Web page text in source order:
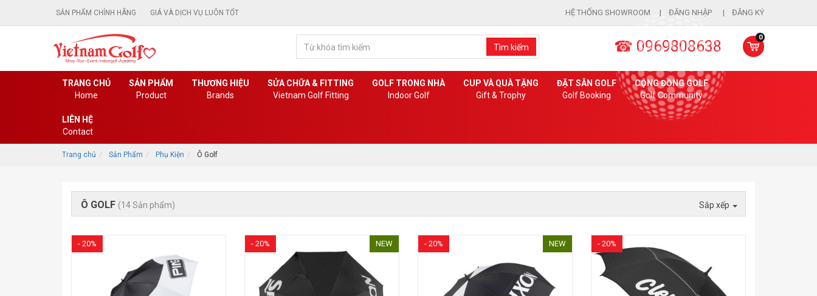
SẢN PHẨM CHÍNH HÃNG GIÁ VÀ DỊCH VỤ LUÔN TỐT ĐĂNG NHẬP ĐĂNG KÝ
HỆ THỐNG SHOWROOM
Tìm kiếm
0
☎ 0969808638
TRANG CHỦ
Home
SẢN PHẨM
Product
THƯƠNG HIỆU
Brands
SỬA CHỮA & FITTING
Vietnam Golf Fitting
GOLF TRONG NHÀ
Indoor Golf
CUP VÀ QUÀ TẶNG
Gift & Trophy
ĐẶT SÂN GOLF
Golf Booking
CỘNG ĐỒNG GOLF
Golf Community
LIÊN HỆ
Contact
Trang chủ Sản Phẩm Phụ Kiện Ô Golf
Ô GOLF (14 Sản phẩm) Sắp xếp
- 20% - 20% NEW - 20% NEW - 20%